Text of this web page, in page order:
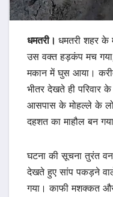
धमतरी। धमतरी शहर के
उस वक्त हड़कंप मच
मकान में घुस आया।
भीतर देखते ही
आसपास के मोहल्ले के
दहशत का माहौल बन
घटना की सूचना तुरंत वन
देखते हुए सांप पकड़ने
गया। काफी मशक्कत